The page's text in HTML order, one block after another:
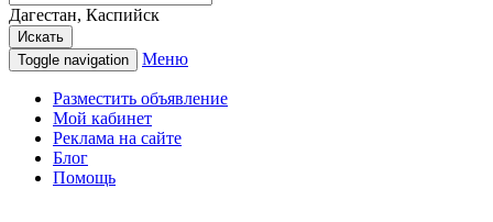
Дагестан, Каспийск
Искать
Toggle navigation
Меню
Разместить объявление
Мой кабинет
Реклама на сайте
Блог
Помощь